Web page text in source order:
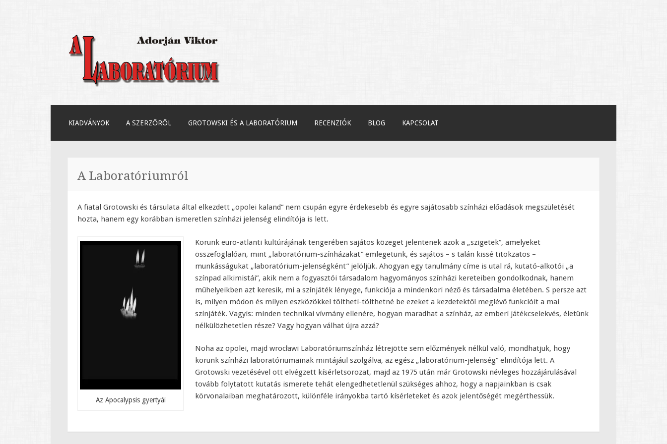
A Laboratórium
MEGSZAKÍTÁS
KIADVÁNYOK A SZERZŐRŐL GROTOWSKI ÉS A LABORATÓRIUM RECENZIÓK BLOG KAPCSOLAT
A Laboratóriumról
A fiatal Grotowski és társulata által elkezdett „opolei kaland” nem csupán egyre érdekesebb és egyre sajátosabb színházi előadások megszületését
hozta, hanem egy korábban ismeretlen színházi jelenség elindítója is lett.
Az Apocalypsis gyertyái
Korunk euro-atlanti kultúrájának tengerében sajátos közeget jelentenek azok a „szigetek”, amelyeket
összefoglalóan, mint „laboratórium-színházakat” emlegetünk, és sajátos – s talán kissé titokzatos –
munkásságukat „laboratórium-jelenségként” jelöljük. Ahogyan egy tanulmány címe is utal rá, kutató-alkotói „a
színpad alkimistái”, akik nem a fogyasztói társadalom hagyományos színházi kereteiben gondolkodnak, hanem
műhelyeikben azt keresik, mi a színjáték lényege, funkciója a mindenkori néző és társadalma életében. S persze azt
is, milyen módon és milyen eszközökkel töltheti-tölthetné be ezeket a kezdetektől meglévő funkcióit a mai
színjáték. Vagyis: minden technikai vívmány ellenére, hogyan maradhat a színház, az emberi játékcselekvés, életünk
nélkülözhetetlen része? Vagy hogyan válhat újra azzá?
Noha az opolei, majd wrocławi Laboratóriumszínház létrejötte sem előzmények nélkül való, mondhatjuk, hogy
korunk színházi laboratóriumainak mintájául szolgálva, az egész „laboratórium-jelenség” elindítója lett. A
Grotowski vezetésével ott elvégzett kísérletsorozat, majd az 1975 után már Grotowski névleges hozzájárulásával
tovább folytatott kutatás ismerete tehát elengedhetetlenül szükséges ahhoz, hogy a napjainkban is csak
körvonalaiban meghatározott, különféle irányokba tartó kísérleteket és azok jelentőségét megérthessük.